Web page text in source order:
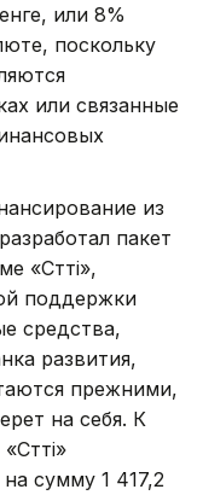
или 8%
поскольку
или связанные
из
пакет
«Сәтті»,
поддержки
средства,
развития,
прежними,
на себя. К
сумму 1 417,2